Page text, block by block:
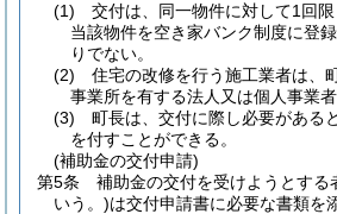
(1)
交付は、同一物件に対して1回限
当該物件を空き家バンク制度に登
りでない。
(2)
住宅の改修を行う施工業者は、
事業所を有する法人又は個人事業者
(3)
町長は、交付に際し必要がある
を付すことができる。
(補助金の交付申請)
第5条
補助金の交付を受けようとする
いう。)は交付申請書に必要な書類を